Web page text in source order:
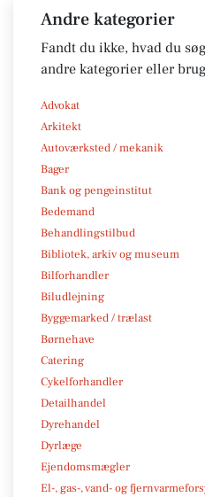
Andre kategorier
Fandt du ikke, hvad du
andre kategorier eller
Advokat
Arkitekt
Autoværksted / mekanik
Bager
Bank og pengeinstitut
Bedemand
Behandlingstilbud
Bibliotek, arkiv og museum
Bilforhandler
Biludlejning
Byggemarked / trælast
Børnehave
Catering
Cykelforhandler
Detailhandel
Dyrehandel
Dyrlæge
Ejendomsmægler
El-, gas-, vand- og